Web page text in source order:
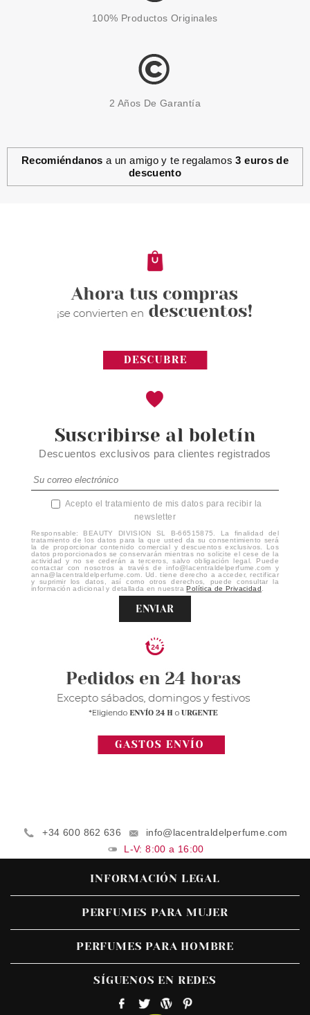
ESSENCE
3.27€
100% Productos Originales
2 Años De Garantía
Recomiéndanos a un amigo y te regalamos3 euros de
descuento
Suscribirse al boletín
Descuentos exclusivos para clientes registrados
Acepto el tratamiento de mis datos para recibir la
newsletter
Responsable: BEAUTY DIVISION SL B-66515875. La finalidad del
tratamiento de los datos para la que usted da su consentimiento será
la de proporcionar contenido comercial y descuentos exclusivos. Los
datos proporcionados se conservarán mientras no solicite el cese de la
actividad y no se cederán a terceros, salvo obligación legal. Puede
contactar con nosotros a través de info@lacentraldelperfume.com y
anna@lacentraldelperfume.com. Ud. tiene derecho a acceder, rectificar
y suprimir los datos, así como otros derechos, puede consultar la
información adicional y detallada en nuestraPolítica de Privacidad.
ENVIAR
+34 600 862 636
info@lacentraldelperfume.com
L-V: 8:00 a 16:00
INFORMACIÓN LEGAL
PERFUMES PARA MUJER
PERFUMES PARA HOMBRE
SÍGUENOS EN REDES